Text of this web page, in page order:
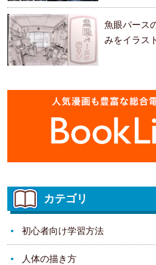
ます。
魚眼パース
みをイラス
カテゴリ
初心者向け学習方法
人体の描き方